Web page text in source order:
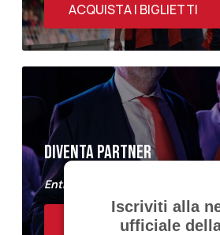
ACQUISTA I BIGLIETTI
DIVENTA PARTNER
Entra a far parte del Samb
ACQUISTA I BIGLIETTI
Iscriviti alla
ufficiale